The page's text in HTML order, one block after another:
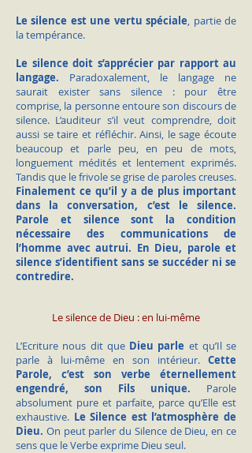
Le silence est une vertu spéciale, partie de
la tempérance.
Le silence doit s’apprécier par rapport au
langage. Paradoxalement, le langage ne
saurait exister sans silence : pour être
comprise, la personne entoure son discours de
silence. L’auditeur s’il veut comprendre, doit
aussi se taire et réfléchir. Ainsi, le sage écoute
beaucoup et parle peu, en peu de mots,
longuement médités et lentement exprimés.
Tandis que le frivole se grise de paroles creuses.
Finalement ce qu’il y a de plus important
dans la conversation, c’est le silence.
Parole et silence sont la condition
nécessaire des communications de
l’homme avec autrui. En Dieu, parole et
silence s’identifient sans se succéder ni se
contredire.
Le silence de Dieu : en lui-même
L’Ecriture nous dit que Dieu parle et qu’Il se
parle à lui-même en son intérieur. Cette
Parole, c’est son verbe éternellement
engendré, son Fils unique. Parole
absolument pure et parfaite, parce qu’Elle est
exhaustive. Le Silence est l’atmosphère de
Dieu. On peut parler du Silence de Dieu, en ce
sens que le Verbe exprime Dieu seul.